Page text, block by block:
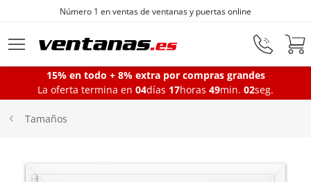
Ir al contenido principal
Número 1 en ventas de ventanas y puertas online
Ventanas
15% en todo + 8% extra por compras grandes
La oferta termina en 04días 17horas 49min. 02seg.
Tamaños